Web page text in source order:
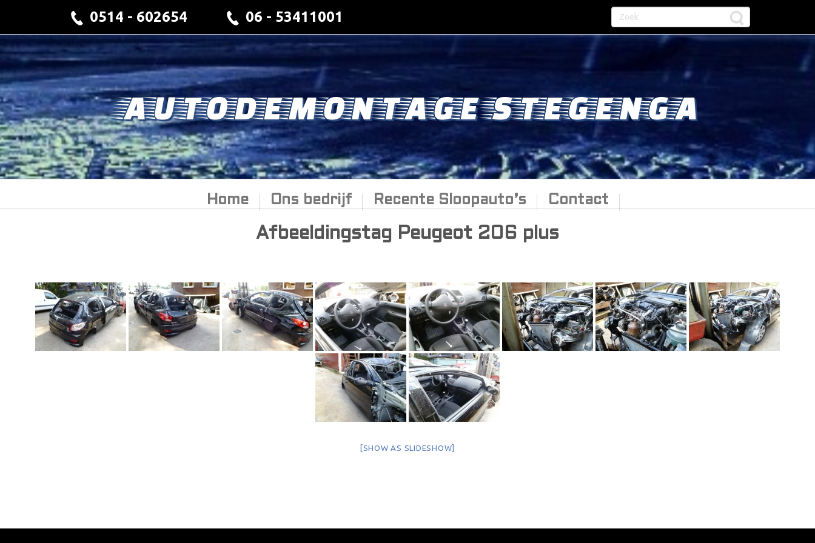
0514 - 602654 06 - 53411001
AUTODEMONTAGE STEGENGA
Home Ons bedrijf Recente Sloopauto’s Contact
Afbeeldingstag Peugeot 206 plus
[SHOW AS SLIDESHOW]